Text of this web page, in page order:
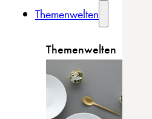
Themenwelten
Themenwelten